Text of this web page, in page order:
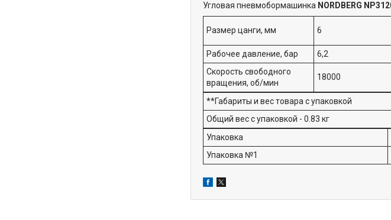
Угловая пневмобормашинка NORDBERG
Размер цанги, мм 6
Рабочее давление, бар 6,2
Скорость свободного
вращения, об/мин
18000
**Габариты и вес товара с упаковкой
Общий вес с упаковкой - 0.83 кг
Упаковка
Упаковка №1